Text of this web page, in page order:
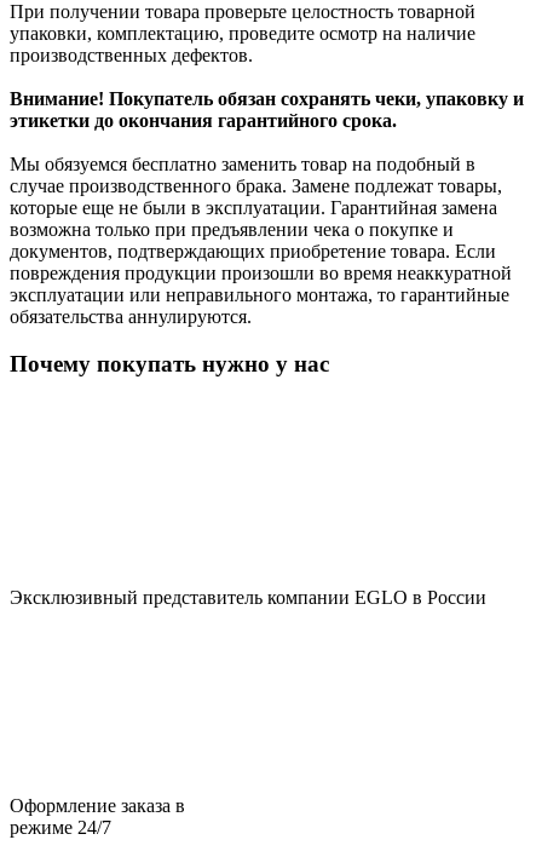
При получении товара проверьте целостность товарной
упаковки, комплектацию, проведите осмотр на наличие
производственных дефектов.
Внимание! Покупатель обязан сохранять чеки, упаковку и
этикетки до окончания гарантийного срока.
Мы обязуемся бесплатно заменить товар на подобный в
случае производственного брака. Замене подлежат товары,
которые еще не были в эксплуатации. Гарантийная замена
возможна только при предъявлении чека о покупке и
документов, подтверждающих приобретение товара. Если
повреждения продукции произошли во время неаккуратной
эксплуатации или неправильного монтажа, то гарантийные
обязательства аннулируются.
Почему покупать нужно у нас
Эксклюзивный представитель компании EGLO в России
Оформление заказа в
режиме 24/7